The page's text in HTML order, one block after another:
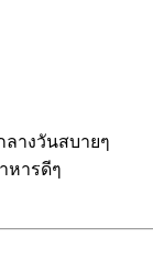
างวันสบายๆ
หารดีๆ